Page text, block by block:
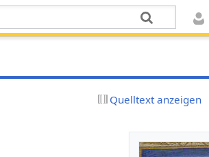
Quelltext anzeigen